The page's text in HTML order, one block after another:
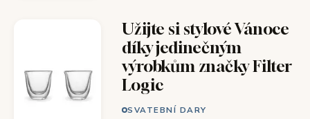
Užijte si stylové Vánoce
díky jedinečným
výrobkům značky Filter
Logic
SVATEBNÍ DARY